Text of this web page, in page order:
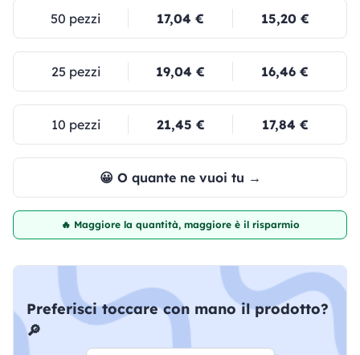
50 pezzi 17,04 € 15,20 €
25 pezzi 19,04 € 16,46 €
10 pezzi 21,45 € 17,84 €
😀 O quante ne vuoi tu →
🔥 Maggiore la quantità, maggiore è il risparmio
Preferisci toccare con mano il prodotto?
🔎